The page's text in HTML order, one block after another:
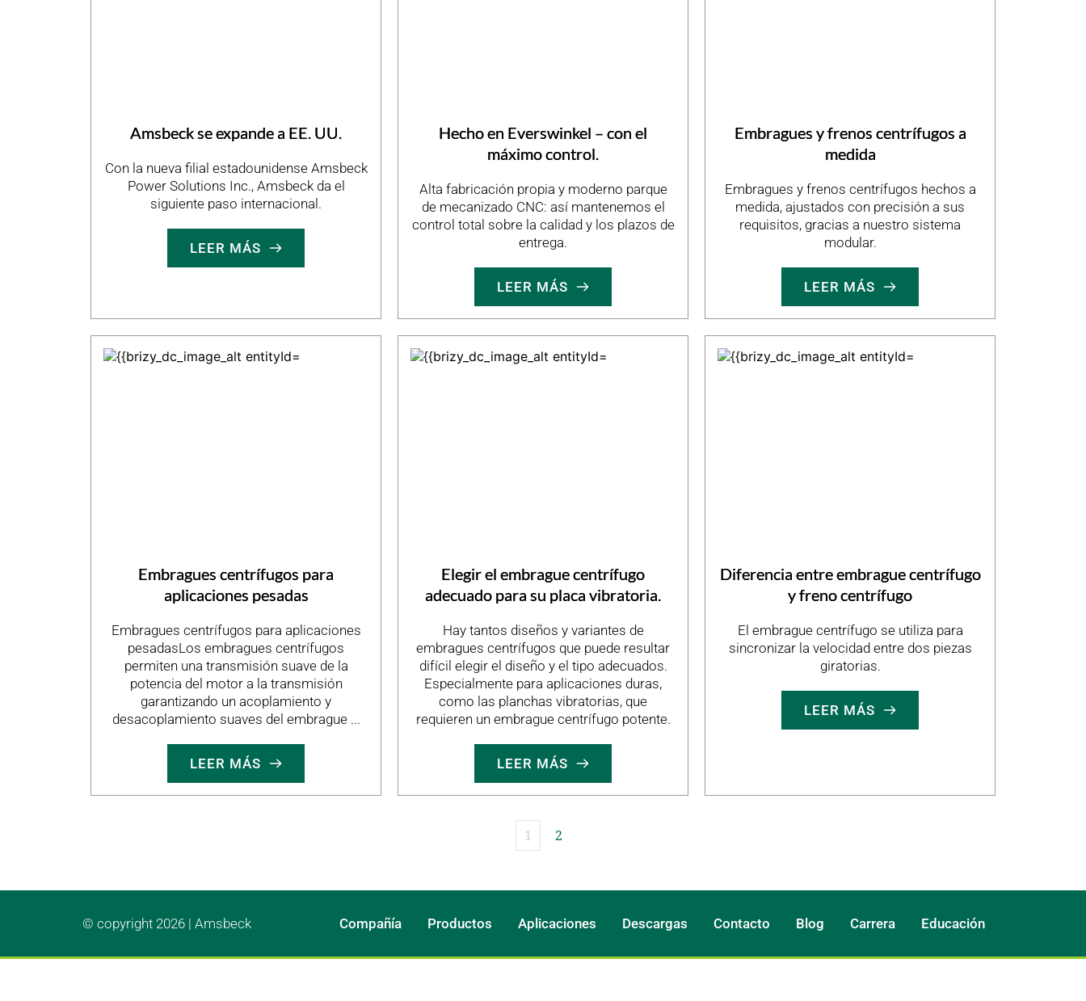
Amsbeck se expande a EE. UU.
Con la nueva filial estadounidense Amsbeck
Power Solutions Inc., Amsbeck da el
siguiente paso internacional.
LEER MÁS
Hecho en Everswinkel – con el
máximo control.
Alta fabricación propia y moderno parque
de mecanizado CNC: así mantenemos el
control total sobre la calidad y los plazos de
entrega.
LEER MÁS
Embragues y frenos centrífugos a
medida
Embragues y frenos centrífugos hechos a
medida, ajustados con precisión a sus
requisitos, gracias a nuestro sistema
modular.
LEER MÁS
Embragues centrífugos para
aplicaciones pesadas
Embragues centrífugos para aplicaciones
pesadasLos embragues centrífugos
permiten una transmisión suave de la
potencia del motor a la transmisión
garantizando un acoplamiento y
desacoplamiento suaves del embrague ...
LEER MÁS
Elegir el embrague centrífugo
adecuado para su placa vibratoria.
Hay tantos diseños y variantes de
embragues centrífugos que puede resultar
difícil elegir el diseño y el tipo adecuados.
Especialmente para aplicaciones duras,
como las planchas vibratorias, que
requieren un embrague centrífugo potente.
LEER MÁS
Diferencia entre embrague centrífugo
y freno centrífugo
El embrague centrífugo se utiliza para
sincronizar la velocidad entre dos piezas
giratorias.
LEER MÁS
1 2
© copyright 2026 | Amsbeck Compañía Productos Aplicaciones Descargas Contacto Blog Carrera Educación